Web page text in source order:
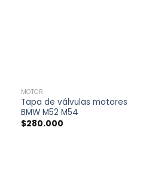
MOTOR
Tapa de válvulas motores
BMW M52 M54
$280.000